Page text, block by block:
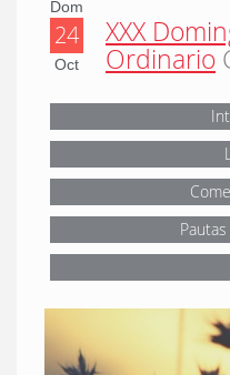
Dom
24
Oct
XXX
Ordinario